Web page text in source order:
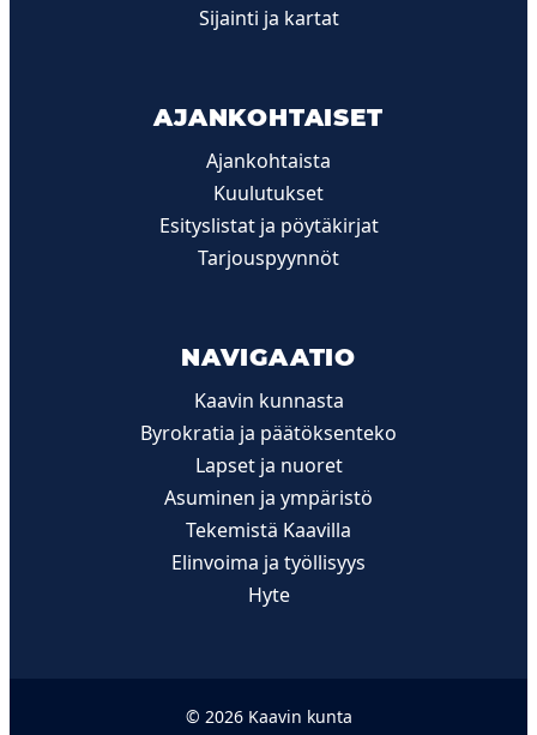
Sijainti ja kartat
AJANKOHTAISET
Ajankohtaista
Kuulutukset
Esityslistat ja pöytäkirjat
Tarjouspyynnöt
NAVIGAATIO
Kaavin kunnasta
Byrokratia ja päätöksenteko
Lapset ja nuoret
Asuminen ja ympäristö
Tekemistä Kaavilla
Elinvoima ja työllisyys
Hyte
© 2026 Kaavin kunta